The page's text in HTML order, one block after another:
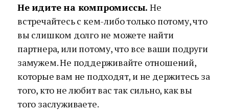
Не идите на компромиссы. Не
встречайтесь с кем-либо только потому, что
вы слишком долго не можете найти
партнера, или потому, что все ваши подруги
замужем. Не поддерживайте отношений,
которые вам не подходят, и не держитесь за
того, кто не любит вас так сильно, как вы
того заслуживаете.